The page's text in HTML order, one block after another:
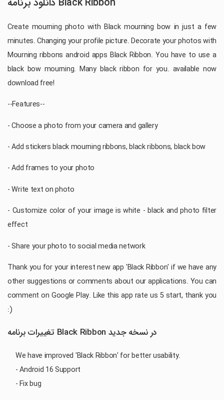
Create mourning photo with Black mourning bow in just a few
minutes. Changing your profile picture. Decorate your photos with
Mourning ribbons android apps Black Ribbon. You have to use a
black bow mourning. Many black ribbon for you. available now
download free!
--Features--
- Choose a photo from your camera and gallery
- Add stickers black mourning ribbons, black ribbons, black bow
- Add frames to your photo
- Write text on photo
- Customize color of your image is white - black and photo filter
effect
- Share your photo to social media network
Thank you for your interest new app 'Black Ribbon' if we have any
other suggestions or comments about our applications. You can
comment on Google Play. Like this app rate us 5 start, thank you
:)
تغییرات برنامه Black Ribbon در نسخه جدید
We have improved 'Black Ribbon' for better usability.
- Android 16 Support
- Fix bug